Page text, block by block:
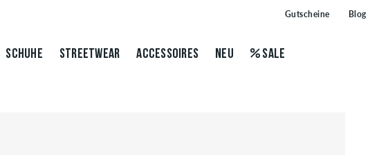
Gutscheine Blog
SCHUHE STREETWEAR ACCESSOIRES NEU SALE